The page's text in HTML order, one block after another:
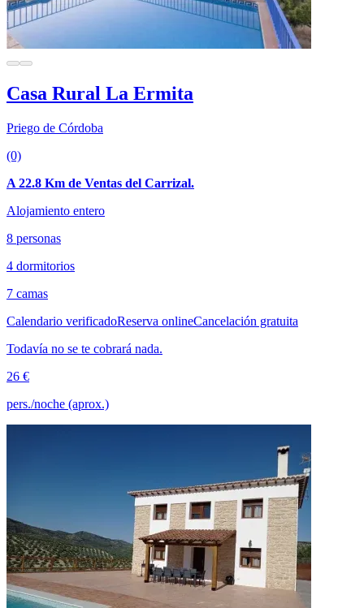
Casa Rural La Ermita
Priego de Córdoba
(0)
A 22.8 Km de Ventas del Carrizal.
Alojamiento entero
8 personas
4 dormitorios
7 camas
Calendario verificadoReserva onlineCancelación gratuita
Todavía no se te cobrará nada.
26 €
pers./noche (aprox.)